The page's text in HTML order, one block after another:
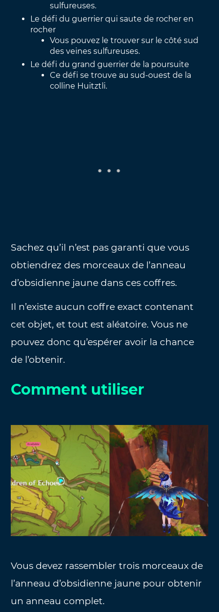
sulfureuses.
Le défi du guerrier qui saute de rocher en
rocher
Vous pouvez le trouver sur le côté sud
des veines sulfureuses.
Le défi du grand guerrier de la poursuite
Ce défi se trouve au sud-ouest de la
colline Huitztli.
Sachez qu’il n’est pas garanti que vous
obtiendrez des morceaux de l’anneau
d’obsidienne jaune dans ces coffres.
Il n’existe aucun coffre exact contenant
cet objet, et tout est aléatoire. Vous ne
pouvez donc qu’espérer avoir la chance
de l’obtenir.
Comment utiliser
Vous devez rassembler trois morceaux de
l’anneau d’obsidienne jaune pour obtenir
un anneau complet.